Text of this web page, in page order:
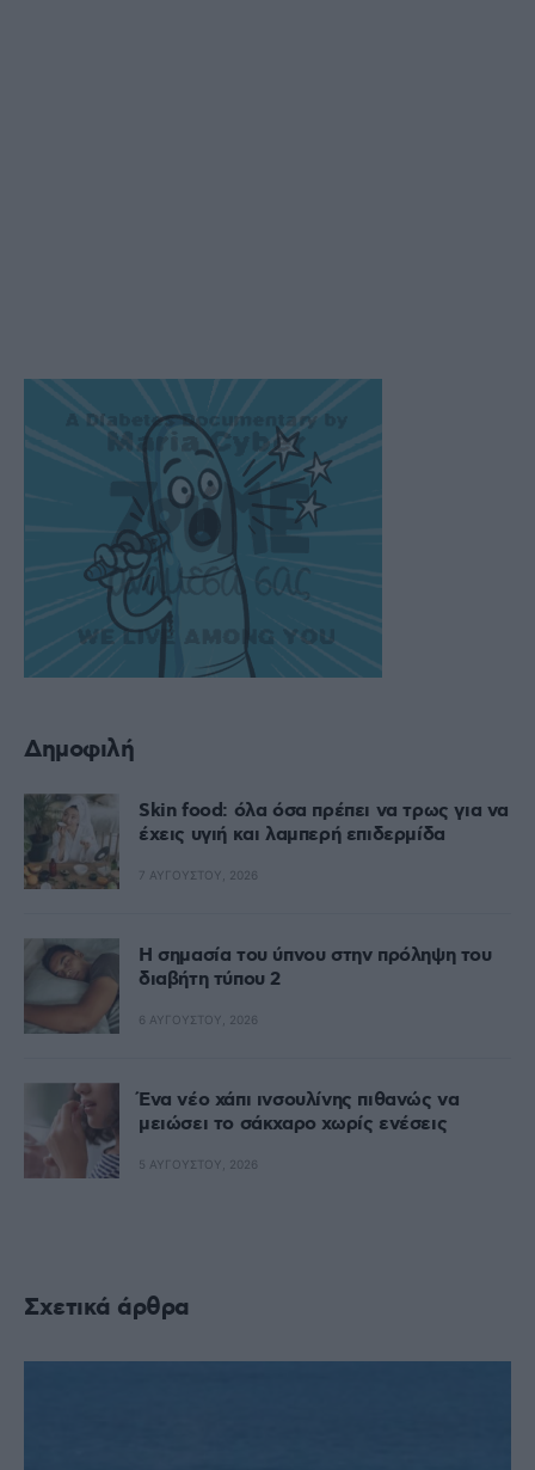
Δημοφιλή
Skin food: όλα όσα πρέπει να τρως για να
έχεις υγιή και λαμπερή επιδερμίδα
7 ΑΥΓΟΎΣΤΟΥ, 2026
Η σημασία του ύπνου στην πρόληψη του
διαβήτη τύπου 2
6 ΑΥΓΟΎΣΤΟΥ, 2026
Ένα νέο χάπι ινσουλίνης πιθανώς να
μειώσει το σάκχαρο χωρίς ενέσεις
5 ΑΥΓΟΎΣΤΟΥ, 2026
Σχετικά άρθρα